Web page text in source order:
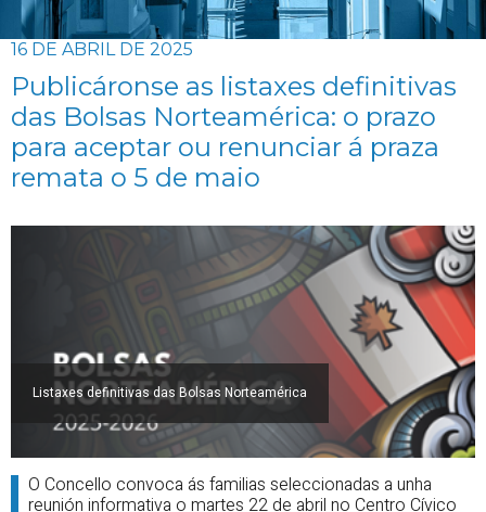
16 DE ABRIL DE 2025
Publicáronse as listaxes definitivas
das Bolsas Norteamérica: o prazo
para aceptar ou renunciar á praza
remata o 5 de maio
Listaxes definitivas das Bolsas Norteamérica
O Concello convoca ás familias seleccionadas a unha
reunión informativa o martes 22 de abril no Centro Cívico